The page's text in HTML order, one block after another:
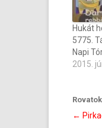
Hukát
5775.
Napi
2015.
←